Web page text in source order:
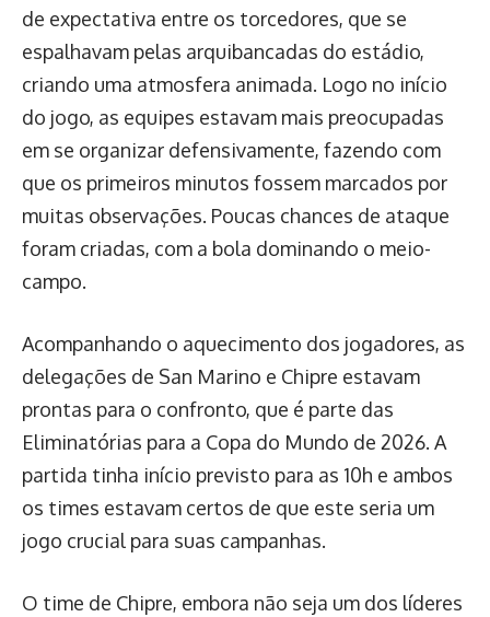
de expectativa entre os torcedores, que se
espalhavam pelas arquibancadas do estádio,
criando uma atmosfera animada. Logo no início
do jogo, as equipes estavam mais preocupadas
em se organizar defensivamente, fazendo com
que os primeiros minutos fossem marcados por
muitas observações. Poucas chances de ataque
foram criadas, com a bola dominando o meio-
campo.
Acompanhando o aquecimento dos jogadores, as
delegações de San Marino e Chipre estavam
prontas para o confronto, que é parte das
Eliminatórias para a Copa do Mundo de 2026. A
partida tinha início previsto para as 10h e ambos
os times estavam certos de que este seria um
jogo crucial para suas campanhas.
O time de Chipre, embora não seja um dos líderes